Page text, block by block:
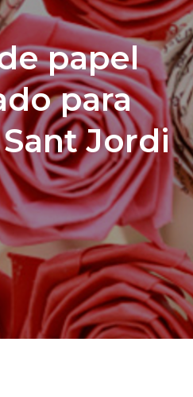
papel
para
Jordi